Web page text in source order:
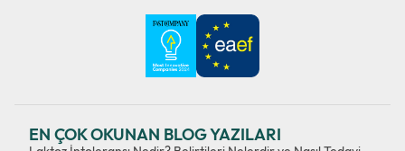
EN ÇOK OKUNAN BLOG YAZILARI